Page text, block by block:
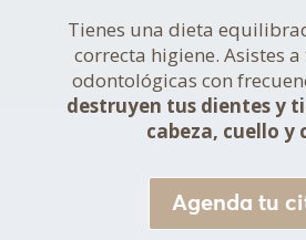
Tienes una dieta
correcta higiene. Asistes
odontológicas con
destruyen tus dientes y
cabeza, cuello y
Agenda tu